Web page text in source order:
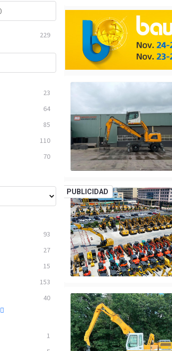
229
23
64
85
110
70
93
27
15
153
40
1
PUBLICIDAD